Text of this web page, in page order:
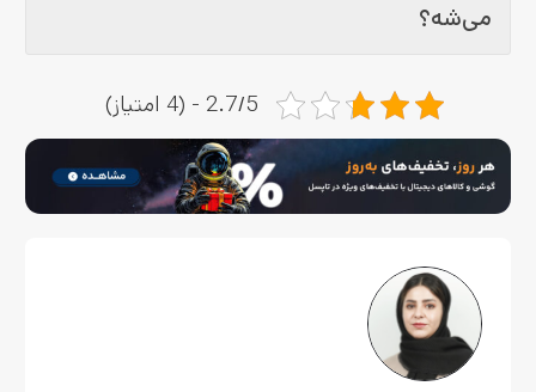
می‌شه؟
2.7/5 - (4 امتیاز)